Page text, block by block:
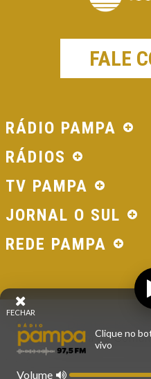
FALE
RÁDIO PAMPA
RÁDIOS
TV PAMPA
JORNAL O SUL
REDE PAMPA
© 2026 - Direitos
Pampa de
FECHAR
Clique no
vivo
Volume